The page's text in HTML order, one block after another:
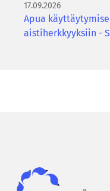
17.09.2026
Apua
aistiherkkyyksiin -